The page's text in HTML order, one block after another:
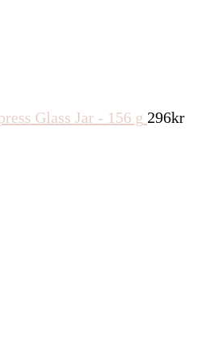
Glass Jar - 156 g 296kr